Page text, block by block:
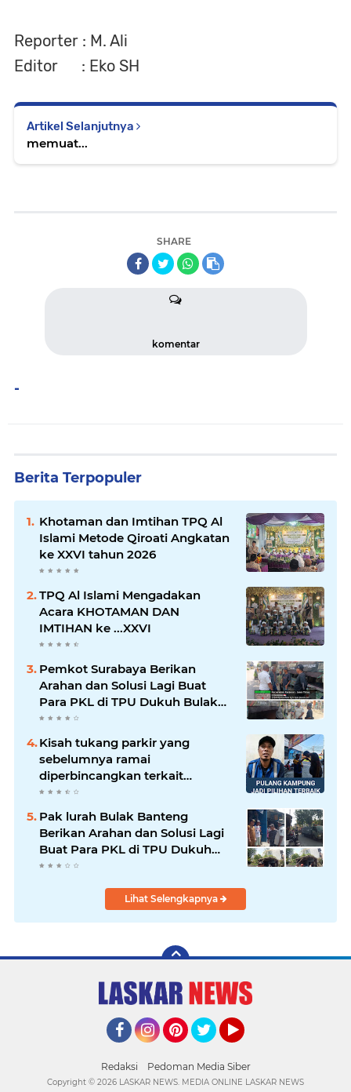
Reporter : M. Ali
Editor : Eko SH
Artikel Selanjutnya
memuat...
SHARE
komentar
-
Berita Terpopuler
Khotaman dan Imtihan TPQ Al
Islami Metode Qiroati Angkatan
ke XXVI tahun 2026
TPQ Al Islami Mengadakan
Acara KHOTAMAN DAN
IMTIHAN ke ...XXVI
Pemkot Surabaya Berikan
Arahan dan Solusi Lagi Buat
Para PKL di TPU Dukuh Bulak
Banteng Surabaya
Kisah tukang parkir yang
sebelumnya ramai
diperbincangkan terkait
persoalan parkir gratis di
sebuah minimarket di Bekasi
kini memasuki babak baru.
Pak lurah Bulak Banteng
Berikan Arahan dan Solusi Lagi
Buat Para PKL di TPU Dukuh
Bulak Banteng Surabaya
Lihat Selengkapnya
Redaksi Pedoman Media Siber
Copyright © 2026 LASKAR NEWS. MEDIA ONLINE LASKAR NEWS